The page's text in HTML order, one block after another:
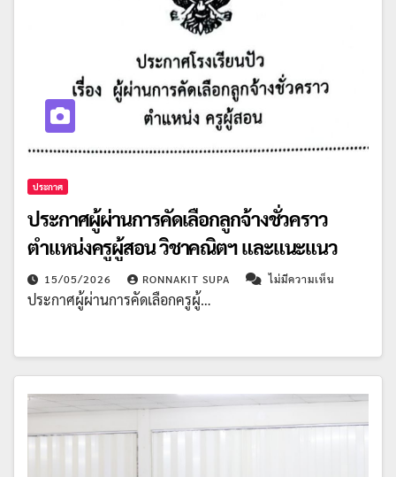
ประกาศ
ประกาศผู้ผ่านการคัดเลือกลูกจ้างชั่วคราว
ตำแหน่งครูผู้สอน วิชาคณิตฯ และแนะแนว
15/05/2026 RONNAKIT SUPA ไม่มีความเห็น
ประกาศผู้ผ่านการคัดเลือกครูผู้…